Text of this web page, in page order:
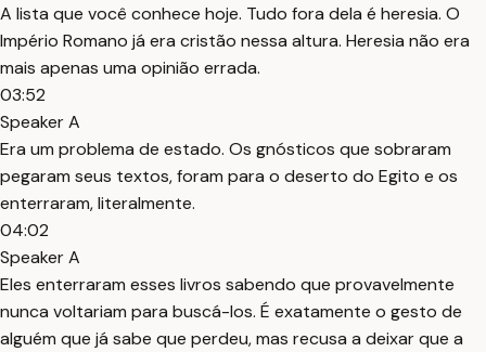
A lista que você conhece hoje. Tudo fora dela é heresia. O
Império Romano já era cristão nessa altura. Heresia não era
mais apenas uma opinião errada.
03:52
Speaker A
Era um problema de estado. Os gnósticos que sobraram
pegaram seus textos, foram para o deserto do Egito e os
enterraram, literalmente.
04:02
Speaker A
Eles enterraram esses livros sabendo que provavelmente
nunca voltariam para buscá-los. É exatamente o gesto de
alguém que já sabe que perdeu, mas recusa a deixar que a